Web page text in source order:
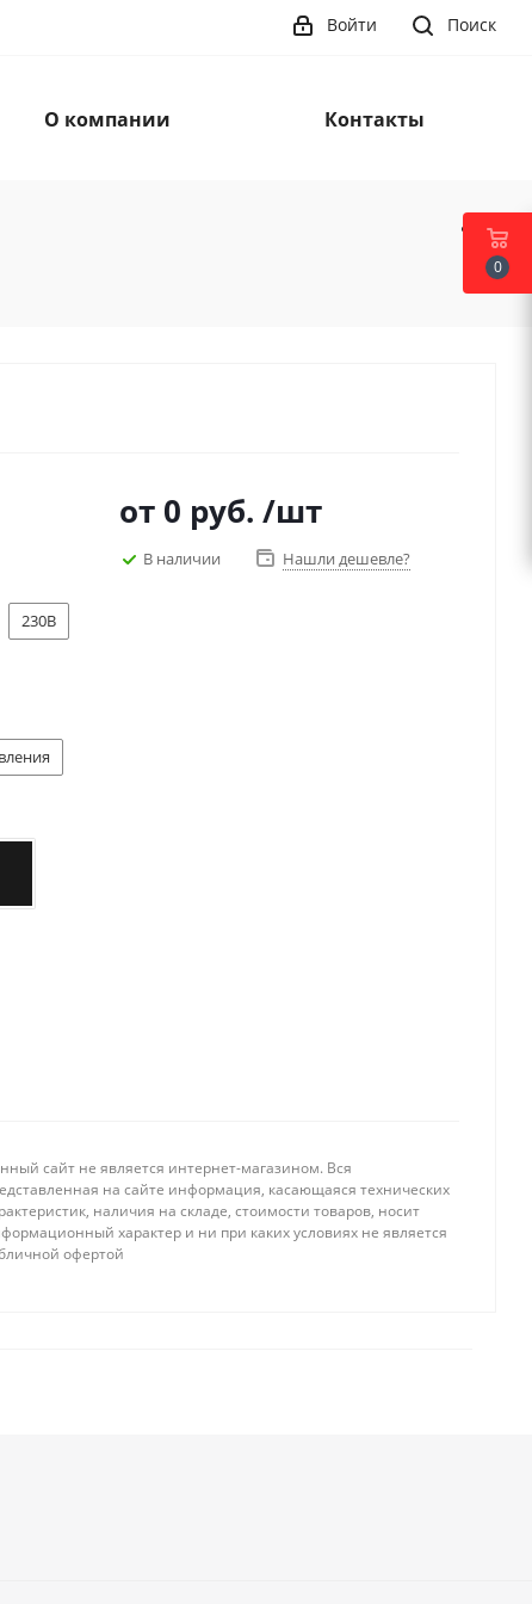
Поиск
Войти
О компании Контакты
230В
от 0 руб. /шт
В наличии Нашли дешевле?
сайт не является интернет-магазином. Вся
на сайте информация, касающаяся технических
наличия на складе, стоимости товаров, носит
характер и ни при каких условиях не является
офертой
0